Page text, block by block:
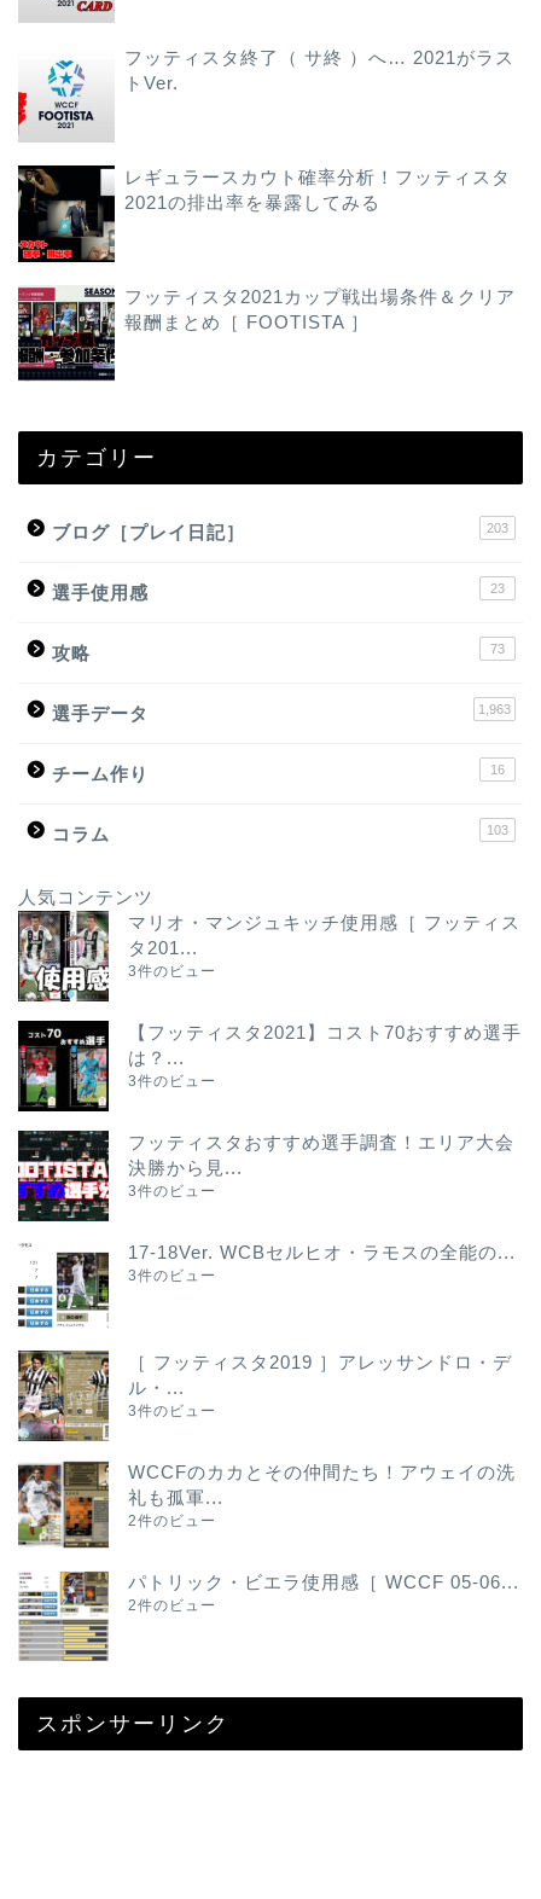
フッティスタ終了（ サ終 ）へ… 2021がラス
トVer.
レギュラースカウト確率分析！フッティスタ
2021の排出率を暴露してみる
フッティスタ2021カップ戦出場条件＆クリア
報酬まとめ［ FOOTISTA ］
カテゴリー
ブログ［プレイ日記］ 203
選手使用感 23
攻略 73
選手データ 1,963
チーム作り 16
コラム 103
人気コンテンツ
マリオ・マンジュキッチ使用感［ フッティス
タ201...
3件のビュー
【フッティスタ2021】コスト70おすすめ選手
は？...
3件のビュー
フッティスタおすすめ選手調査！エリア大会
決勝から見...
3件のビュー
17-18Ver. WCBセルヒオ・ラモスの全能の...
3件のビュー
［ フッティスタ2019 ］アレッサンドロ・デ
ル・...
3件のビュー
WCCFのカカとその仲間たち！アウェイの洗
礼も孤軍...
2件のビュー
パトリック・ビエラ使用感［ WCCF 05-06...
2件のビュー
スポンサーリンク